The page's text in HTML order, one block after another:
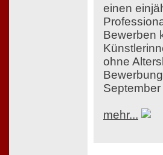
einen
Bewerben
ohne
mehr...